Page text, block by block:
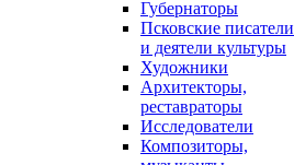
Губернаторы
Псковские писатели
и деятели культуры
Художники
Архитекторы,
реставраторы
Исследователи
Композиторы,